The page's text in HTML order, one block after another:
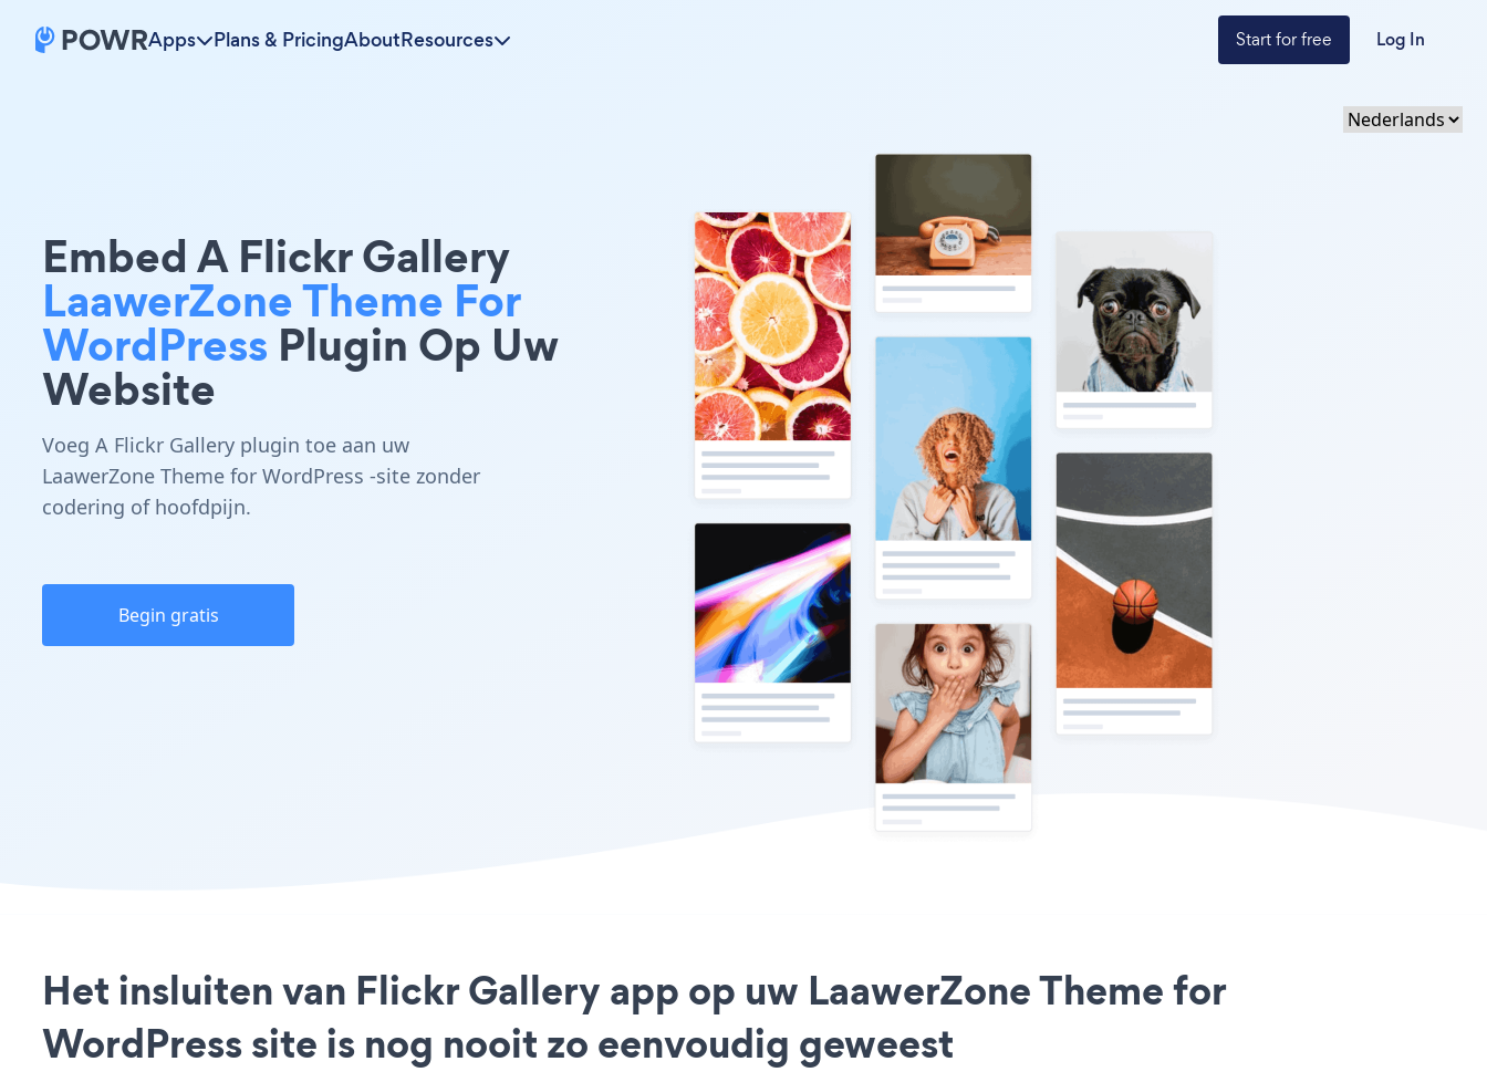
Apps Plans & PricingAboutResources Start for free Log In
Embed A Flickr Gallery
LaawerZone Theme For
WordPress Plugin Op Uw
Website
Voeg A Flickr Gallery plugin toe aan uw
LaawerZone Theme for WordPress -site zonder
codering of hoofdpijn.
Begin gratis
Het insluiten van Flickr Gallery app op uw LaawerZone Theme for
WordPress site is nog nooit zo eenvoudig geweest